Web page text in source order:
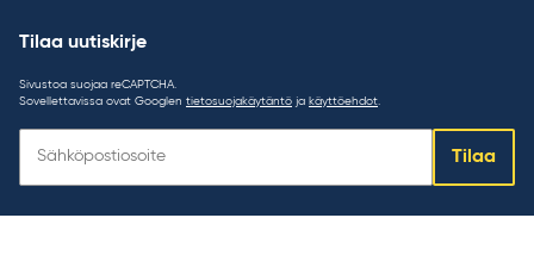
Tilaa uutiskirje
Sivustoa suojaa reCAPTCHA.
Sovellettavissa ovat Googlen tietosuojakäytäntö ja käyttöehdot
uutiskirje:
Tilaa